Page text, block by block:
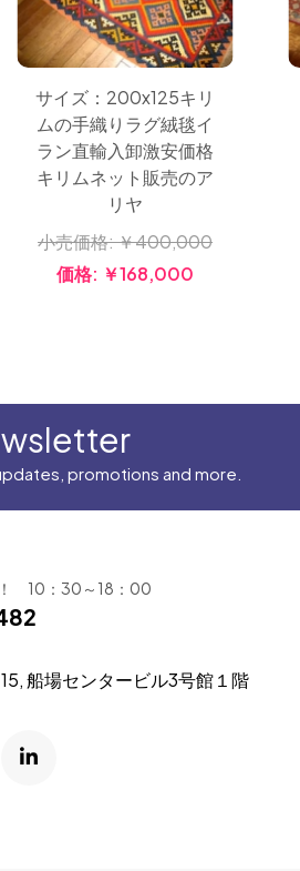
サイズ：200x125キリ
ムの手織りラグ絨毯イ
ラン直輸入卸激安価格
キリムネット販売のア
リヤ
小売価格:￥400,000
価格: ￥168,000
promotions and more.
！ 10：30～18：00
船場センタービル3号館１階